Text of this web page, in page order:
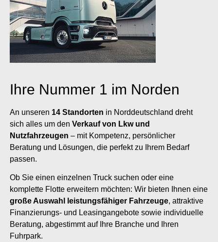
Ihre Nummer 1 im Norden
An unseren 14 Standorten in Norddeutschland dreht
sich alles um den Verkauf von Lkw und
Nutzfahrzeugen – mit Kompetenz, persönlicher
Beratung und Lösungen, die perfekt zu Ihrem Bedarf
passen.
Ob Sie einen einzelnen Truck suchen oder eine
komplette Flotte erweitern möchten: Wir bieten Ihnen eine
große Auswahl leistungsfähiger Fahrzeuge, attraktive
Finanzierungs- und Leasingangebote sowie individuelle
Beratung, abgestimmt auf Ihre Branche und Ihren
Fuhrpark.